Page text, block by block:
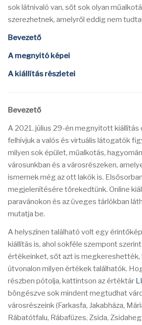
sok látnivaló van, sőt sok olyan
szerezhetnek, amelyről eddig nem
Bevezető
A megnyitó képei
A kiállítás részletei
Bevezető
A 2021. július 29-én megnyitott kiállítás
felhívjuk a valós és virtuális látogatók
milyen sok épület, műalkotás,
városunkban és a városrészeken,
ismernek még az ott lakók is.
megjelenítésére törekedtünk. Online
paravánokon és az üveges tárlókban
mutatja be.
A helyszínen található volt egy
kiállítás is, ahol sokféle szempont
értékeinket, sőt azt is
útvonalon milyen értékek találhatók.
részben pótolja, kattintson az értéktár
böngészve sok mindent megtudhat
városrészeink (Farkasfa, Jakabháza,
Rábatótfalu, Rábafüzes, Zsida,